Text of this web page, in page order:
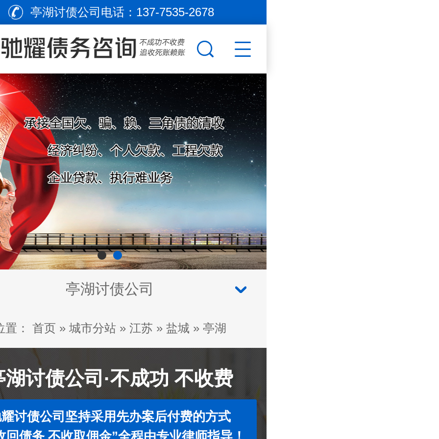
亭湖讨债公司电话： 137-7535-2678
亭湖讨债公司
置： 首页 » 城市分站» 江苏 » 盐城 » 亭湖
湖讨债公司·不成功 不收费
讨债公司坚持采用先办案后付费的方式
回债务 不收取佣金”全程由专业律师指导！